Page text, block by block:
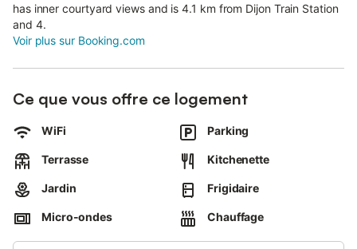
has inner courtyard views and is 4.1 km from Dijon Train Station
and 4.
Voir plus sur Booking.com
Ce que vous offre ce logement
WiFi Parking
Terrasse Kitchenette
Jardin Frigidaire
Micro-ondes Chauffage